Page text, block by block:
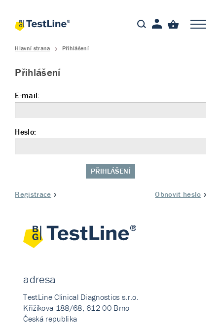
Hlavní strana Přihlášení
Přihlášení
E-mail:
Heslo:
PŘIHLÁŠENÍ
Registrace Obnovit heslo
adresa
TestLine Clinical Diagnostics s.r.o.
Křižíkova 188/68, 612 00 Brno
Česká republika